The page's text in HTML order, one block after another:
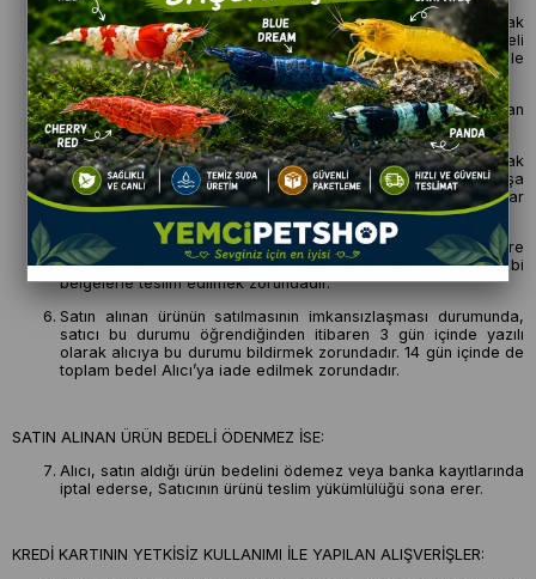
Alıcılar, satın aldıkları ürünün satış ve teslimi ile ilgili olarak
6502 sayılı Tüketicinin Korunması Hakkında Kanun ve Mesafeli
Sözleşmeler Yönetmeliği (RG:27.11.2014/29188) hükümleri ile
yürürlükteki diğer yasalara tabidir.
Ürün sevkiyat masrafı olan kargo ücretleri alıcılar tarafından
ödenecektir.
Satın alınan her bir ürün, 30 günlük yasal süreyi aşmamak
kaydı ile alıcının gösterdiği adresteki kişi ve/veya kuruluşa
teslim edilir. Bu süre içinde ürün teslim edilmez ise, Alıcılar
sözleşmeyi sona erdirebilir.
Satın alınan ürün, eksiksiz ve siparişte belirtilen niteliklere
uygun ve varsa garanti belgesi, kullanım klavuzu gibi
belgelerle teslim edilmek zorundadır.
Satın alınan ürünün satılmasının imkansızlaşması durumunda,
satıcı bu durumu öğrendiğinden itibaren 3 gün içinde yazılı
olarak alıcıya bu durumu bildirmek zorundadır. 14 gün içinde de
toplam bedel Alıcı’ya iade edilmek zorundadır.
SATIN ALINAN ÜRÜN BEDELİ ÖDENMEZ İSE:
Alıcı, satın aldığı ürün bedelini ödemez veya banka kayıtlarında
iptal ederse, Satıcının ürünü teslim yükümlülüğü sona erer.
KREDİ KARTININ YETKİSİZ KULLANIMI İLE YAPILAN ALIŞVERİŞLER: